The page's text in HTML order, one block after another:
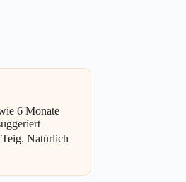
6 Monate
Natürlich